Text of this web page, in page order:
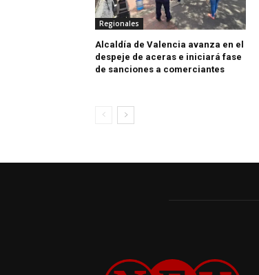
Regionales
Alcaldía de Valencia avanza en el
despeje de aceras e iniciará fase
de sanciones a comerciantes